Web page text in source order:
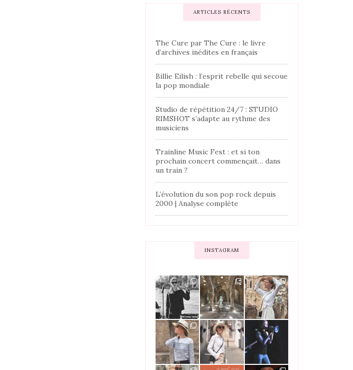
ARTICLES RÉCENTS
The Cure par The Cure : le livre
d’archives inédites en français
Billie Eilish : l’esprit rebelle qui secoue
la pop mondiale
Studio de répétition 24/7 : STUDIO
RIMSHOT s’adapte au rythme des
musiciens
Trainline Music Fest : et si ton
prochain concert commençait… dans
un train ?
L’évolution du son pop rock depuis
2000 | Analyse complète
INSTAGRAM